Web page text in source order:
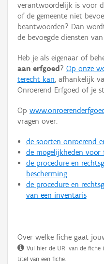
Gebeurtenis
Persoon of collectief
Hergebruik
Aanmelden
verantwoordelijk is voor
of de gemeente niet
beantwoorden? Dan
de bevoegde diensten
Heb je als eigenaar of
aan erfgoed ? Op onze
terecht kan, afhankelijk
Onroerend Erfgoed of je
Op
vragen over:
de soorten onroerend
de mogelijkheden
de procedure en
bescherming
de procedure en
van een inventaris
Over welke fiche gaat
Vul hier de URI van de fiche
titel van een fiche.